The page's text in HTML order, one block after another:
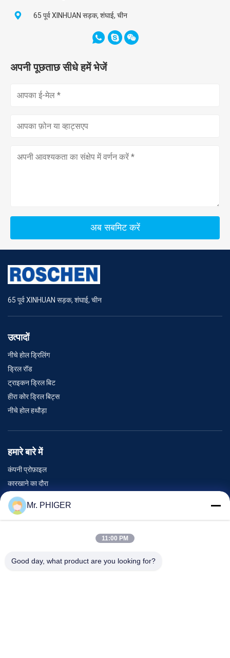
65 पूर्व XINHUAN सड़क, शंघाई, चीन
अपनी पूछताछ सीधे हमें भेजें
अब सबमिट करें
65 पूर्व XINHUAN सड़क, शंघाई, चीन
उत्पादों
नीचे होल ड्रिलिंग
ड्रिल रॉड
ट्राइकन ड्रिल बिट
हीरा कोर ड्रिल बिट्स
नीचे होल हथौड़ा
हमारे बारे में
कंपनी प्रोफ़ाइल
कारखाने का दौरा
गुणवत्ता नियंत्रण
साइटमैप
घटनाएँ
Mr. PHIGER
11:00 PM
Good day, what product are you looking for?